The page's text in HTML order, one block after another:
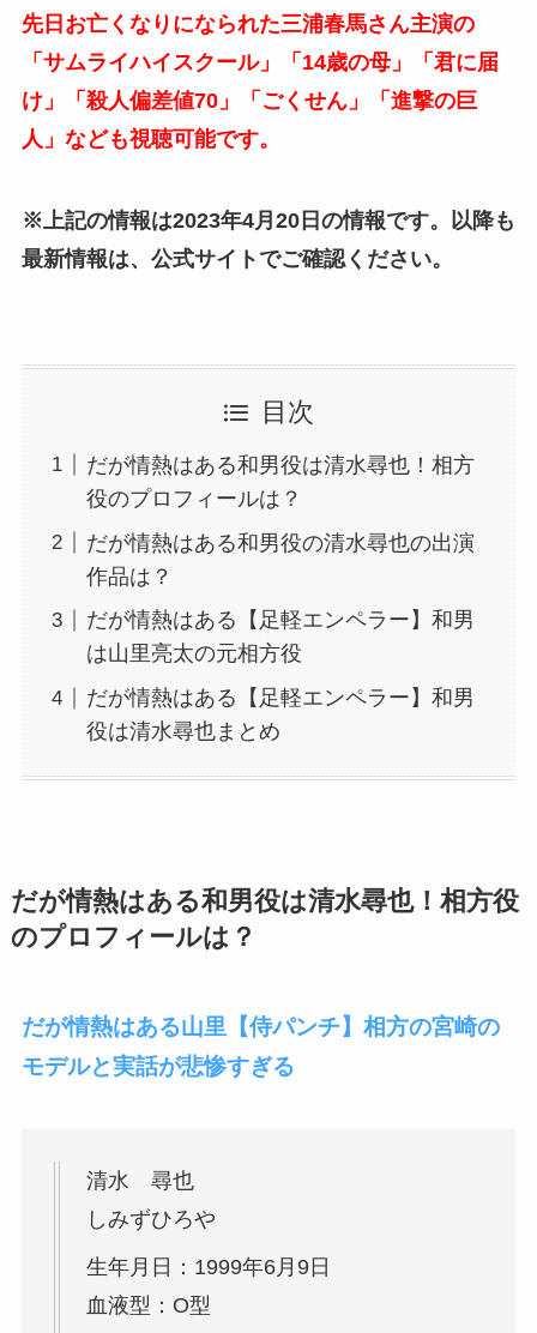
先日お亡くなりになられた三浦春馬さん主演の
「サムライハイスクール」「14歳の母」「君に届
け」「殺人偏差値70」「ごくせん」「進撃の巨
人」なども視聴可能です。
※上記の情報は2023年4月20日の情報です。以降も
最新情報は、公式サイトでご確認ください。
目次
だが情熱はある和男役は清水尋也！相方
役のプロフィールは？
だが情熱はある和男役の清水尋也の出演
作品は？
だが情熱はある【足軽エンペラー】和男
は山里亮太の元相方役
だが情熱はある【足軽エンペラー】和男
役は清水尋也まとめ
だが情熱はある和男役は清水尋也！相方役
のプロフィールは？
だが情熱はある山里【侍パンチ】相方の宮崎の
モデルと実話が悲惨すぎる
清水 尋也
しみずひろや
生年月日：1999年6月9日
血液型：O型